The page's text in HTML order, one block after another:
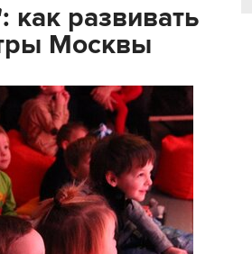
как развивать
Москвы